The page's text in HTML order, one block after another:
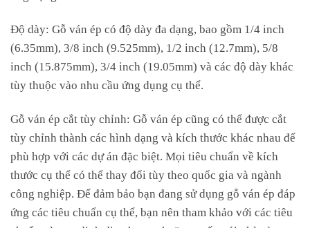
Độ dày: Gỗ ván ép có độ dày đa dạng, bao gồm 1/4 inch
(6.35mm), 3/8 inch (9.525mm), 1/2 inch (12.7mm), 5/8
inch (15.875mm), 3/4 inch (19.05mm) và các độ dày khác
tùy thuộc vào nhu cầu ứng dụng cụ thể.
Gỗ ván ép cắt tùy chỉnh: Gỗ ván ép cũng có thể được cắt
tùy chỉnh thành các hình dạng và kích thước khác nhau để
phù hợp với các dự án đặc biệt. Mọi tiêu chuẩn về kích
thước cụ thể có thể thay đổi tùy theo quốc gia và ngành
công nghiệp. Để đảm bảo bạn đang sử dụng gỗ ván ép đáp
ứng các tiêu chuẩn cụ thể, bạn nên tham khảo với các tiêu